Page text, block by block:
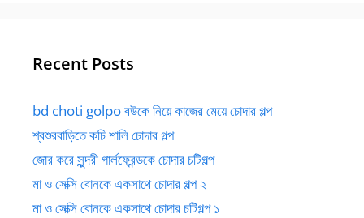
Recent Posts
bd choti golpo বউকে নিয়ে কাজের মেয়ে চোদার গল্প
শ্বশুরবাড়িতে কচি শালি চোদার গল্প
জোর করে সুন্দরী গার্লফ্রেন্ডকে চোদার চটিগল্প
মা ও সেক্সি বোনকে একসাথে চোদার গল্প ২
মা ও সেক্সি বোনকে একসাথে চোদার চটিগল্প ১